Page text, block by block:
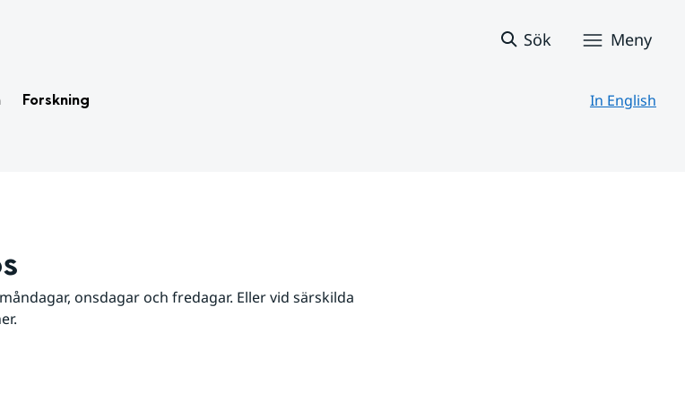
Sök Meny
Forskning In English
onsdagar och fredagar. Eller vid särskilda